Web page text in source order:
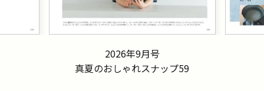
2026年9月号
真夏のおしゃれスナップ59